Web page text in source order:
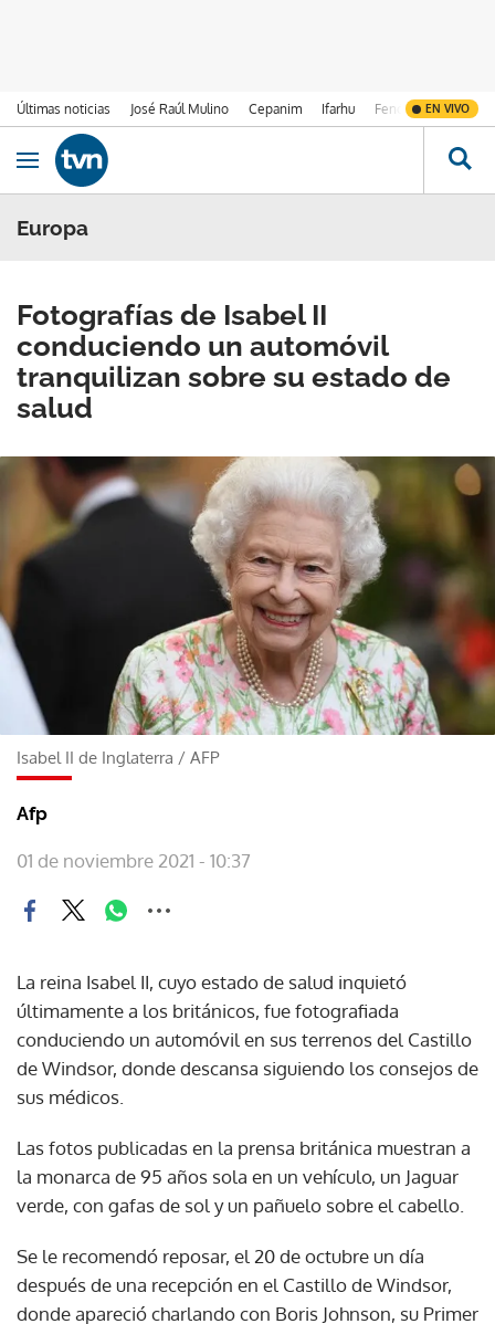
Últimas noticias José Raúl Mulino Cepanim Ifarhu Fenómeno de El
EN VIVO
Ir al contenido
Obrir navegació
Europa
Fotografías de Isabel II
conduciendo un automóvil
tranquilizan sobre su estado de
salud
Isabel II de Inglaterra / AFP
Afp
01 de noviembre 2021 - 10:37
La reina Isabel II, cuyo estado de salud inquietó
últimamente a los británicos, fue fotografiada
conduciendo un automóvil en sus terrenos del Castillo
de Windsor, donde descansa siguiendo los consejos de
sus médicos.
Las fotos publicadas en la prensa británica muestran a
la monarca de 95 años sola en un vehículo, un Jaguar
verde, con gafas de sol y un pañuelo sobre el cabello.
Se le recomendó reposar, el 20 de octubre un día
después de una recepción en el Castillo de Windsor,
donde apareció charlando con Boris Johnson, su Primer